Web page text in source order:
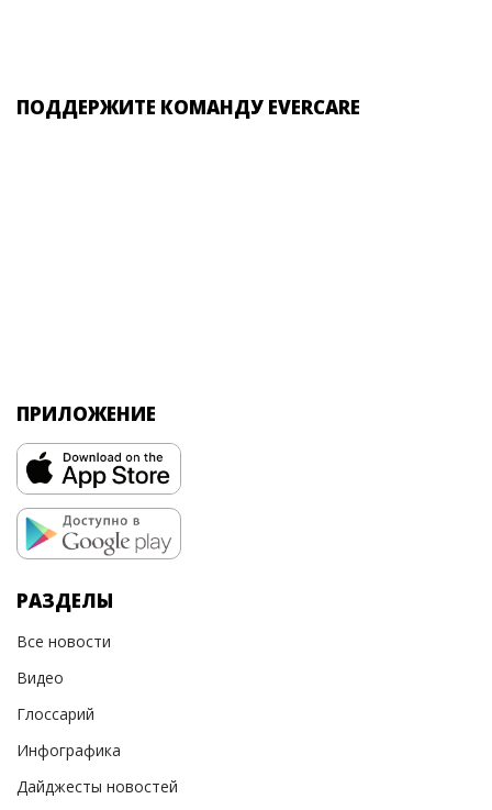
ПОДДЕРЖИТЕ КОМАНДУ EVERCARE
ПРИЛОЖЕНИЕ
РАЗДЕЛЫ
Все новости
Видео
Глоссарий
Инфографика
Дайджесты новостей